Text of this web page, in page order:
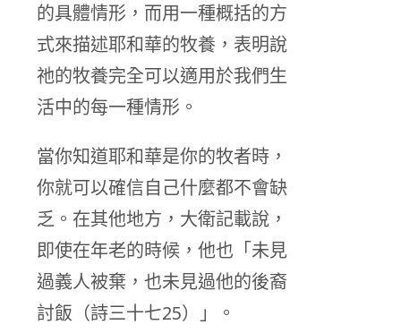
的具體情形，而用一種概括的方
式來描述耶和華的牧養，表明說
祂的牧養完全可以適用於我們生
活中的每一種情形。
當你知道耶和華是你的牧者時，
你就可以確信自己什麼都不會缺
乏。在其他地方，大衛記載說，
即使在年老的時候，他也「未見
過義人被棄，也未見過他的後裔
討飯（詩三十七25）」。